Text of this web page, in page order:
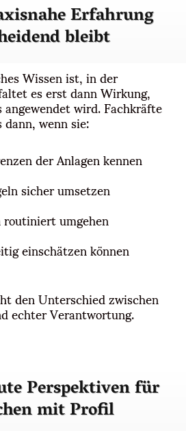
Erfahrung
bleibt
Wissen ist, in der
es erst dann Wirkung,
wird. Fachkräfte
wenn sie:
der Anlagen kennen
sicher umsetzen
umgehen
einschätzen können
den Unterschied zwischen
echter Verantwortung.
Perspektiven für
mit Profil